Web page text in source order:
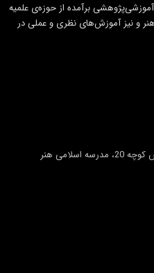
برآمده از حوزه‌ی علميه
و نيز آموزش‌هاى نظرى و عملى در
هنر